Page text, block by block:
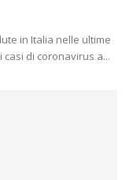
in Italia nelle ultime
di coronavirus a...